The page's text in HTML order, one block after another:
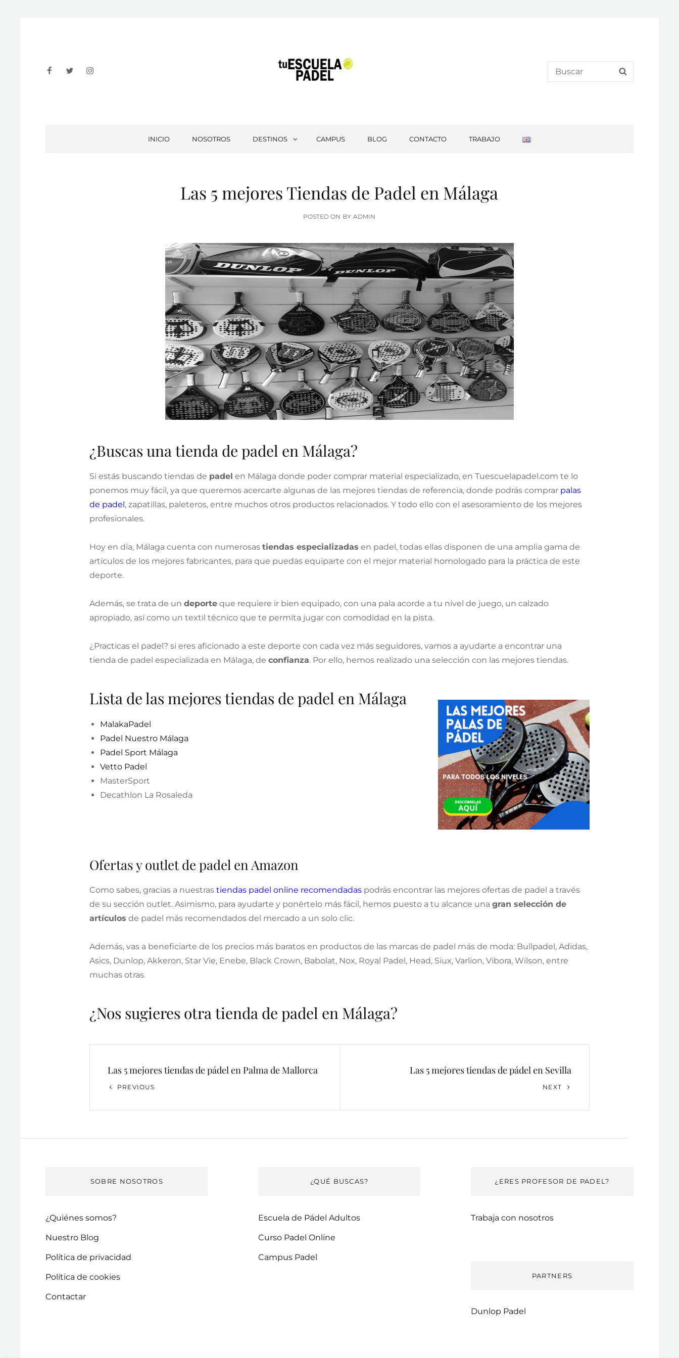
FacebookTwitterInstagram Tu Escuela Padel
Search
for:
INICIO NOSOTROS DESTINOS CAMPUS BLOG CONTACTO TRABAJO
Las 5 mejores Tiendas de Padel en Málaga
POSTED ON POSTED
BY ADMIN
¿Buscas una tienda de padel en Málaga?
Si estás buscando tiendas de padel en Málaga donde poder comprar material especializado, en Tuescuelapadel.com te lo
ponemos muy fácil, ya que queremos acercarte algunas de las mejores tiendas de referencia, donde podrás comprar palas
de padel , zapatillas, paleteros, entre muchos otros productos relacionados. Y todo ello con el asesoramiento de los mejores
profesionales.
Hoy en día, Málaga cuenta con numerosas tiendas especializadas en padel, todas ellas disponen de una amplia gama de
artículos de los mejores fabricantes, para que puedas equiparte con el mejor material homologado para la práctica de este
deporte.
Además, se trata de un deporteque requiere ir bien equipado, con una pala acorde a tu nivel de juego, un calzado
apropiado, así como un textil técnico que te permita jugar con comodidad en la pista.
¿Practicas el padel? si eres aficionado a este deporte con cada vez más seguidores, vamos a ayudarte a encontrar una
tienda de padel especializada en Málaga, de confianza. Por ello, hemos realizado una selección con las mejores tiendas.
Lista de las mejores tiendas de padel en Málaga
MalakaPadel
Padel Nuestro Málaga
Padel Sport Málaga
Vetto Padel
MasterSport
Decathlon La Rosaleda
Ofertas y outlet de padel en Amazon
Como sabes, gracias a nuestras tiendas padel online recomendadaspodrás encontrar las mejores ofertas de padel a través
de su sección outlet. Asimismo, para ayudarte y ponértelo más fácil, hemos puesto a tu alcance una gran selección de
artículos de padel más recomendados del mercado a un solo clic.
Además, vas a beneficiarte de los precios más baratos en productos de las marcas de padel más de moda: Bullpadel, Adidas,
Asics, Dunlop, Akkeron, Star Vie, Enebe, Black Crown, Babolat, Nox, Royal Padel, Head, Siux, Varlion, Vibora, Wilson, entre
muchas otras.
¿Nos sugieres otra tienda de padel en Málaga?
entradas
Las 5 mejores tiendas de pádel en Palma de Mallorca
Previous
PREVIOUS
Las 5 mejores tiendas de pádel en Sevilla
NEXT
SOBRE NOSOTROS
¿Quiénes somos?
Nuestro Blog
Política de privacidad
Política de cookies
Contactar
¿QUÉ BUSCAS?
Escuela de Pádel Adultos
Curso Padel Online
Campus Padel
¿ERES PROFESOR DE PADEL?
Trabaja con nosotros
PARTNERS
Dunlop Padel